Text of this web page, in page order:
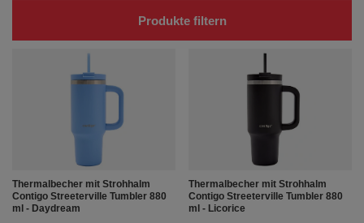
Produkte filtern
Thermalbecher mit Strohhalm
Contigo Streeterville Tumbler 880
ml - Daydream
Thermalbecher mit Strohhalm
Contigo Streeterville Tumbler 880
ml - Licorice